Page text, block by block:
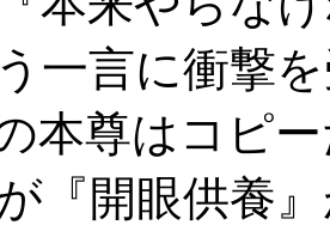
一言に衝撃
本尊はコピ
『開眼供養